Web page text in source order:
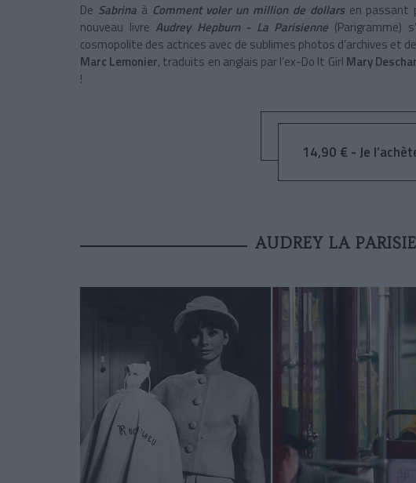
De Sabrina à Comment voler un million de dollarsen passant
nouveau livre Audrey Hepburn - La Parisienne (Parigramme)
cosmopolite des actrices avec de sublimes photos d’archives et
Marc Lemonier, traduits en anglais par l’ex-Do It Girl Mary
!
14,90 € - Je
AUDREY LA